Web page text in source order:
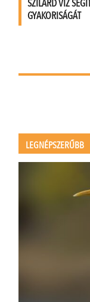
SZILÁRD VÍZ
GYAKORISÁGÁT
LEGNÉPSZERŰBB